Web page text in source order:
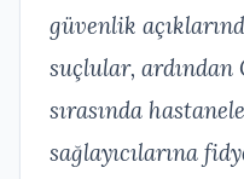
güvenlik
suçlular, ardından
sırasında
sağlayıcılarına